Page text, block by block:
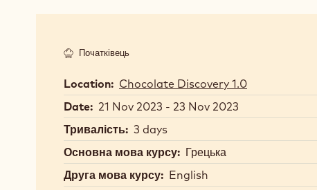
Початківець
Location: Chocolate Discovery 1.0
Date: 21 Nov 2023 - 23 Nov 2023
Тривалість: 3 days
Основна мова курсу: Грецька
Друга мова курсу: English